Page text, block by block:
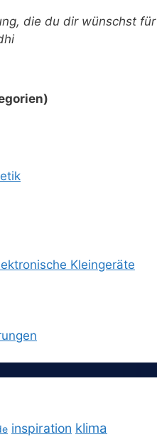
die du dir wünschst für
Kleingeräte
inspiration klima